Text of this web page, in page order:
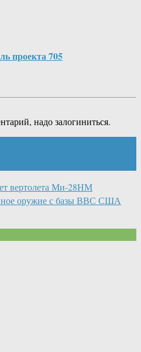
проекта 705
надо залогиниться.
вертолета Ми-28НМ
оружие с базы ВВС США